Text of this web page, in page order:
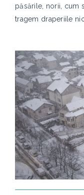
păsările, norii, cum
tragem draperiile